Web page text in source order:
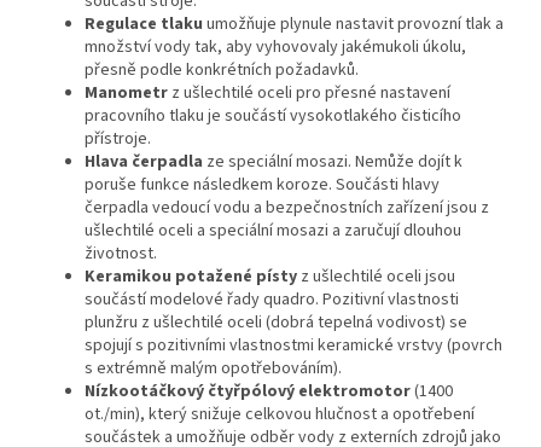
Regulace tlaku umožňuje plynule nastavit provozní tlak a
množství vody tak, aby vyhovovaly jakémukoli úkolu,
přesně podle konkrétních požadavků.
Manometr z ušlechtilé oceli pro přesné nastavení
pracovního tlaku je součástí vysokotlakého čisticího
přístroje.
Hlava čerpadla ze speciální mosazi. Nemůže dojít k
poruše funkce následkem koroze. Součásti hlavy
čerpadla vedoucí vodu a bezpečnostních zařízení jsou z
ušlechtilé oceli a speciální mosazi a zaručují dlouhou
životnost.
Keramikou potažené písty z ušlechtilé oceli jsou
součástí modelové řady quadro. Pozitivní vlastnosti
plunžru z ušlechtilé oceli (dobrá tepelná vodivost) se
spojují s pozitivními vlastnostmi keramické vrstvy (povrch
s extrémně malým opotřebováním).
Nízkootáčkový čtyřpólový elektromotor(1400
ot./min), který snižuje celkovou hlučnost a opotřebení
součástek a umožňuje odběr vody z externích zdrojů jako